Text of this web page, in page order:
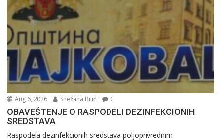
Aug 6, 2026 Snežana Bilić 0
OBAVEŠTENJE O RASPODELI DEZINFEKCIONIH
SREDSTAVA
Raspodela dezinfekcionih sredstava poljoprivrednim